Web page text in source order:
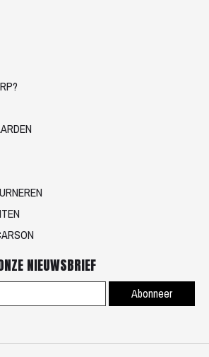
NIEUWSBRIEF
Abonneer